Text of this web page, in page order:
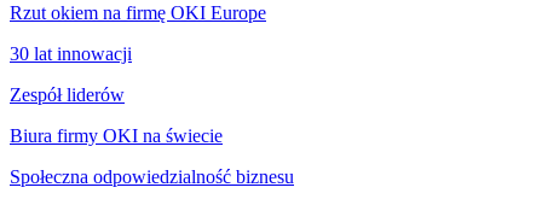
Rzut okiem na firmę OKI Europe
30 lat innowacji
Zespół liderów
Biura firmy OKI na świecie
Społeczna odpowiedzialność biznesu